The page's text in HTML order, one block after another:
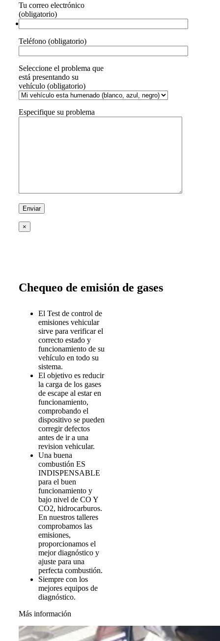
Tu correo electrónico
(obligatorio)
Teléfono (obligatorio)
Seleccione el problema que
está presentando su
vehículo (obligatorio)
Especifique su problema
×
Chequeo de emisión de gases
El Test de control de
emisiones vehicular
sirve para verificar el
correcto estado y
funcionamiento de su
vehículo en todo su
sistema.
El objetivo es reducir
la carga de los gases
de escape al estar en
funcionamiento,
comprobando el
dispositivo se pueden
corregir defectos
antes de ir a una
revision vehicular.
Una buena
combustión ES
INDISPENSABLE
para el buen
funcionamiento y
bajo nivel de CO Y
CO2, hidrocarburos.
En nuestros talleres
comprobamos las
emisiones,
proporcionamos el
mejor diagnóstico y
ajuste para una
perfecta combustión.
Siempre con los
mejores equipos de
diagnóstico.
Más información